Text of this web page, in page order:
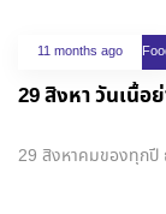
11 months ago
29 สิงหา วันเนื้
29 สิงหาคมของทุกปี